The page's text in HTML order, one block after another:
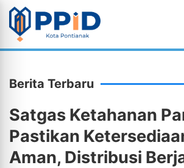
Berita Terbaru
Satgas Ketahanan
Pastikan
Aman, Distribusi